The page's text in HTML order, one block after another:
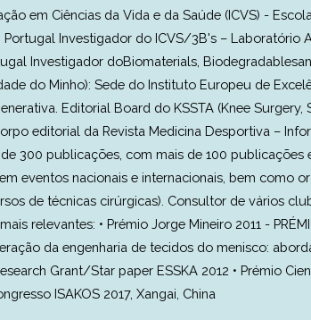
em Ciências da Vida e da Saúde (ICVS) -
Portugal Investigador do ICVS/3B's – Laboratório
Investigador doBiomaterials,
do Minho): Sede do Instituto Europeu de
Editorial Board do KSSTA (Knee Surgery,
editorial da Revista Medicina Desportiva –
300 publicações, com mais de 100 publicações
eventos nacionais e internacionais, bem como
de técnicas cirúrgicas). Consultor de vários
relevantes: • Prémio Jorge Mineiro 2011 -
da engenharia de tecidos do menisco:
Grant/Star paper ESSKA 2012 • Prémio
ISAKOS 2017, Xangai, China